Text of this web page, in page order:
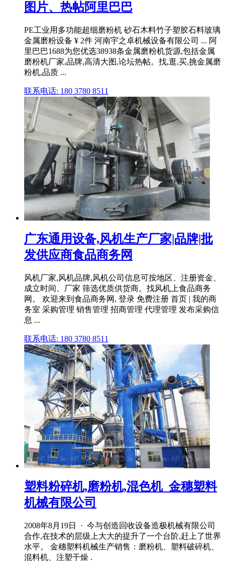
图片、热帖阿里巴巴
PE工业用多功能超细磨粉机 砂石木料竹子塑胶石料玻璃
金属磨粉设备 ¥ 2件 河南宇之卓机械设备有限公司 ... 阿
里巴巴1688为您优选38938条金属磨粉机货源,包括金属
磨粉机厂家,品牌,高清大图,论坛热帖。找,逛,买,挑金属磨
粉机,品质 ...
联系电话: 180 3780 8511
广东通用设备,风机生产厂家|品牌|批
发供应商食品商务网
风机厂家,风机品牌,风机公司信息可按地区、注册资金、
成立时间、厂家 筛选优质供货商。找风机上食品商务
网。 欢迎来到食品商务网, 登录 免费注册 首页 | 我的商
务室 采购管理 销售管理 招商管理 代理管理 发布采购信
息 ...
联系电话: 180 3780 8511
塑料粉碎机,磨粉机,混色机_金穗塑料
机械有限公司
2008年8月19日 · 今与创造回收设备造极机械有限公司
合作,在技术的层级上大大的提升了一个台阶,赶上了世界
水平。 金穗塑料机械生产销售：磨粉机、塑料破碎机、
混料机、注塑干燥 .